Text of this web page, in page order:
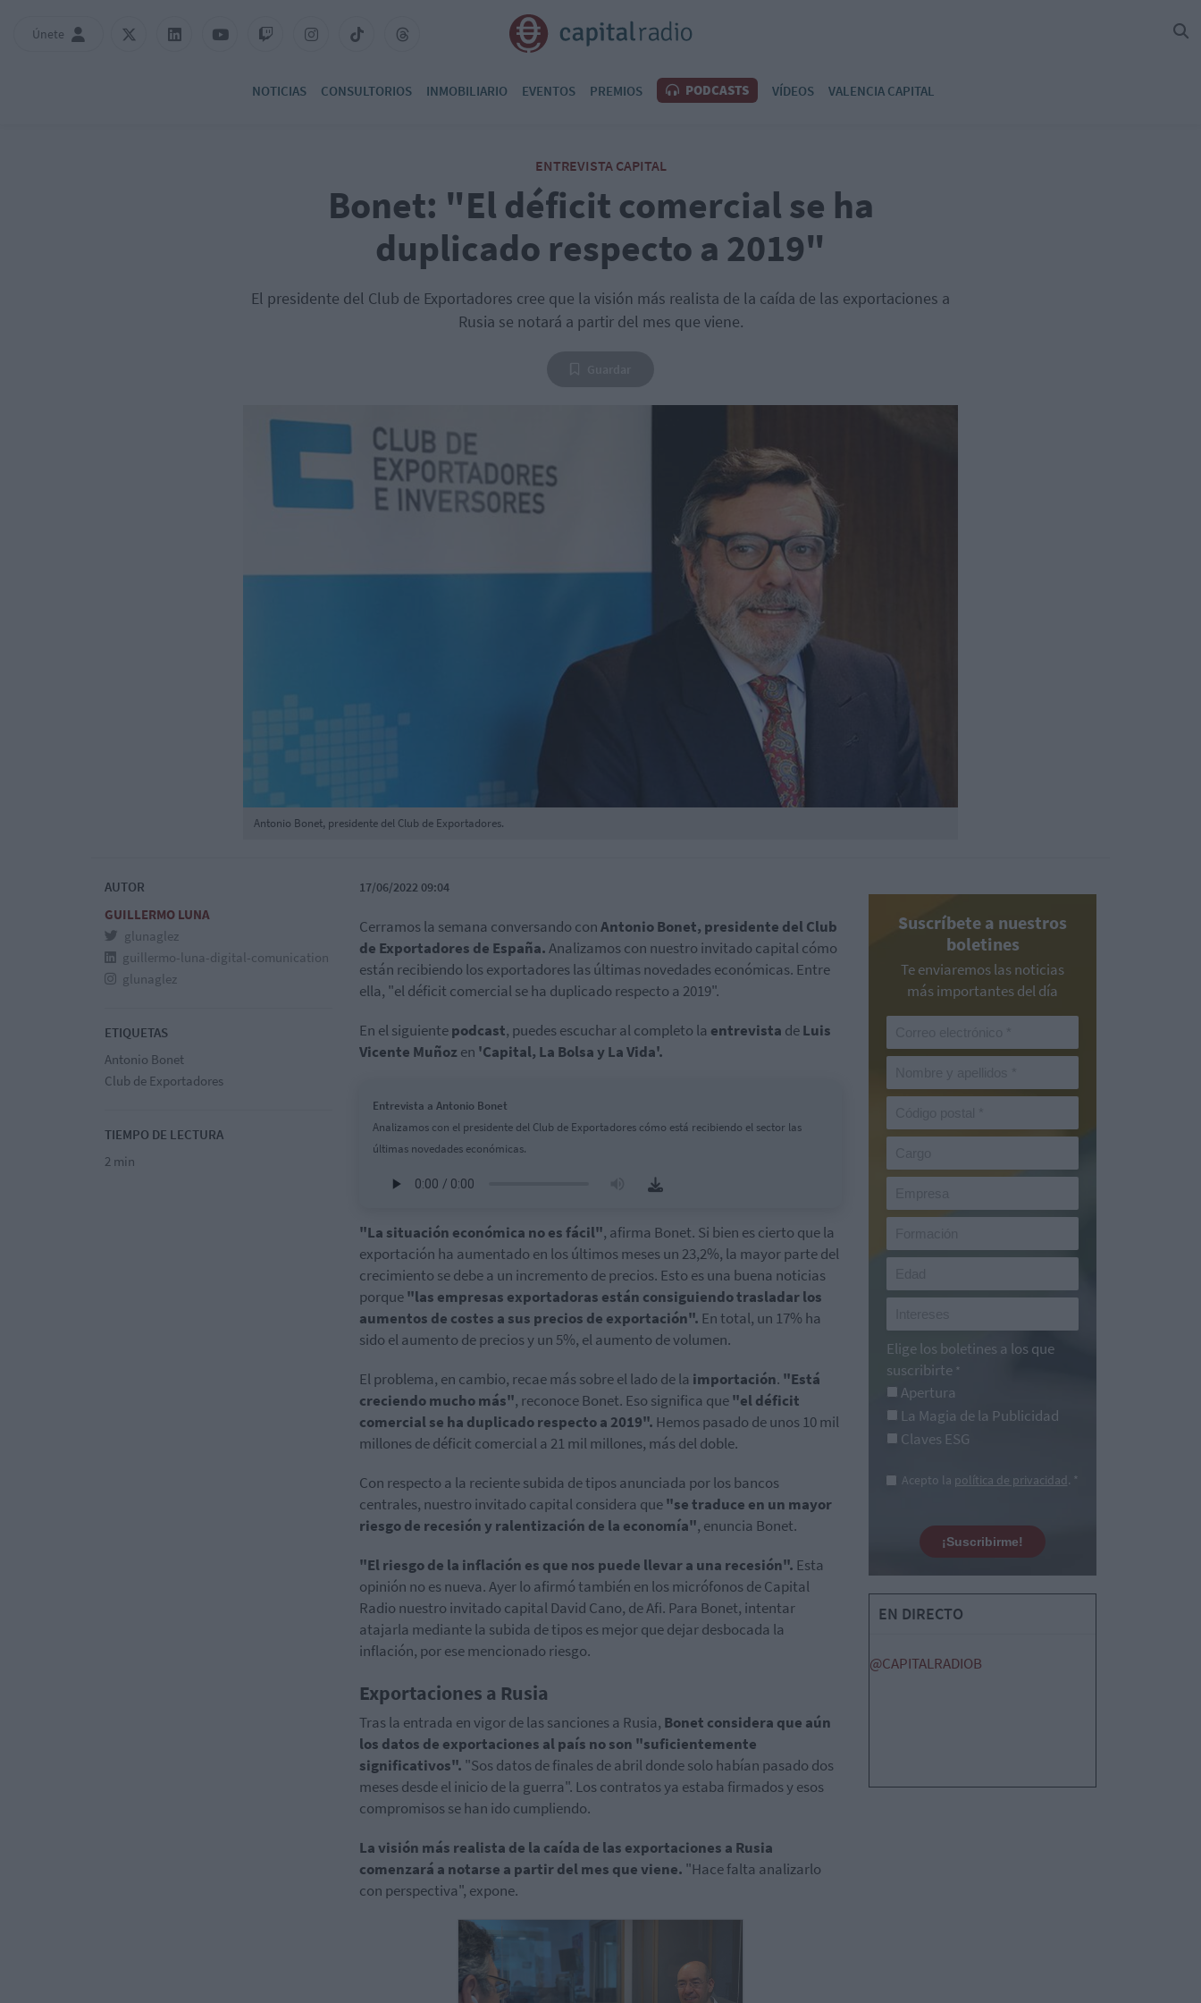
Únete
NOTICIAS CONSULTORIOS INMOBILIARIO EVENTOS PREMIOS PODCASTS VÍDEOS VALENCIA CAPITAL
ENTREVISTA CAPITAL
Bonet: "El déficit comercial se ha
duplicado respecto a 2019"
El presidente del Club de Exportadores cree que la visión más realista de la caída de las exportaciones a
Rusia se notará a partir del mes que viene.
Antonio Bonet, presidente del Club de Exportadores.
AUTOR
GUILLERMO LUNA
glunaglez
guillermo-luna-digital-comunication
glunaglez
ETIQUETAS
Antonio Bonet
Club de Exportadores
TIEMPO DE LECTURA
2 min
17/06/2022 09:04
Cerramos la semana conversando conAntonio Bonet, presidente del Club
de Exportadores de España.Analizamos con nuestro invitado capital cómo
están recibiendo los exportadores las últimas novedades económicas. Entre
ella, "el déficit comercial se ha duplicado respecto a 2019".
En el siguientepodcast, puedes escuchar al completo la entrevista deLuis
Vicente Muñoz en 'Capital, La Bolsa y La Vida'.
Entrevista a Antonio Bonet
Analizamos con el presidente del Club de Exportadores cómo está recibiendo el sector las
últimas novedades económicas.
"La situación económica no es fácil", afirma Bonet. Si bien es cierto que la
exportación ha aumentado en los últimos meses un 23,2%, la mayor parte del
crecimiento se debe a un incremento de precios. Esto es una buena noticias
porque"las empresas exportadoras están consiguiendo trasladar los
aumentos de costes a sus precios de exportación". En total, un 17% ha
sido el aumento de precios y un 5%, el aumento de volumen.
El problema, en cambio, recae más sobre el lado de la importación. "Está
creciendo mucho más", reconoce Bonet. Eso significa que"el déficit
comercial se ha duplicado respecto a 2019". Hemos pasado de unos 10 mil
millones de déficit comercial a 21 mil millones, más del doble.
Con respecto a la reciente subida de tipos anunciada por los bancos
centrales, nuestro invitado capital considera que"se traduce en un mayor
riesgo de recesión y ralentización de la economía", enuncia Bonet.
"El riesgo de la inflación es que nos puede llevar a una recesión". Esta
opinión no es nueva. Ayer lo afirmó también en los micrófonos de Capital
Radio nuestro invitado capital David Cano, de Afi. Para Bonet, intentar
atajarla mediante la subida de tipos es mejor que dejar desbocada la
inflación, por ese mencionado riesgo.
Exportaciones a Rusia
Tras la entrada en vigor de las sanciones a Rusia, Bonet considera que aún
los datos de exportaciones al país no son "suficientemente
significativos". "Sos datos de finales de abril donde solo habían pasado dos
meses desde el inicio de la guerra". Los contratos ya estaba firmados y esos
compromisos se han ido cumpliendo.
La visión más realista de la caída de las exportaciones a Rusia
comenzará a notarse a partir del mes que viene. "Hace falta analizarlo
con perspectiva", expone.
Suscríbete a nuestros
boletines
Te enviaremos las noticias
más importantes del día
Elige los boletines a los que
suscribirte *
Apertura
La Magia de la Publicidad
Claves ESG
Acepto la política de privacidad. *
¡Suscribirme!
EN DIRECTO
@CAPITALRADIOB